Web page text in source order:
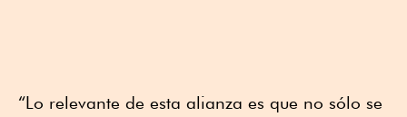
“Lo relevante de esta alianza es que no sólo se